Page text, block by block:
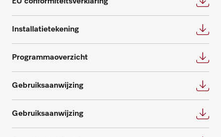
Maak een afspraak voor persoonlijke
advies.
Onderdelen aanvragen
Neem contact met ons op
Installatietekening
Programmaoverzicht
Gebruiksaanwijzing
Gebruiksaanwijzing